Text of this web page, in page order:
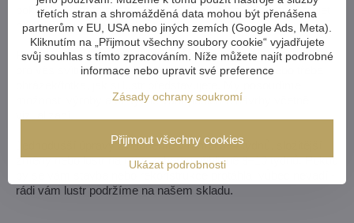
pokud by vám to nestačilo, vyrobíme křišťálový lustr komplet
na zakázku podle vašeho návrhu.
Pokud si z naší nabídky lustrů vůbec nevyberete, vyrobíme
pro vás svítidlo zcela na míru. Stačí nám výkres nebo třeba
možnosti výroby a do týdne vám pošleme návrhy včetně
Jednodušší úpravy zvládneme v rámci 3–4 týdnů, složitější
změny nebo lustr na míru zaberou přibližně 8–10 týdnů. Pokud
by se vám stavba nebo rekonstrukce protáhla, vůbec nevadí -
rádi vám lustr podržíme na našem skladu.
třetích stran a shromážděná data mohou být přenášena
partnerům v EU, USA nebo jiných zemích (Google Ads, Meta).
Kliknutím na „Přijmout všechny soubory cookie“ vyjadřujete
svůj souhlas s tímto zpracováním. Níže můžete najít podrobné
informace nebo upravit své preference
Zásady ochrany soukromí
Ukázat podrobnosti
Přijmout všechny cookies